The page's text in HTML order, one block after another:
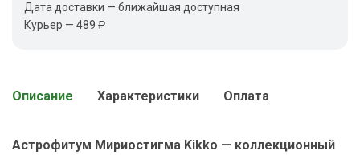
Дата доставки — ближайшая доступная
Курьер — 489 ₽
Описание Характеристики Оплата
Астрофитум Мириостигма Kikko — коллекционный